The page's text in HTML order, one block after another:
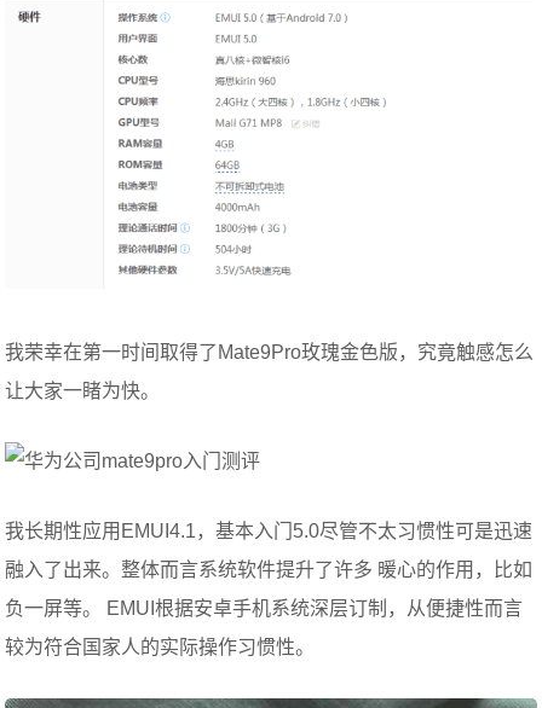
我荣幸在第一时间取得了Mate9Pro玫瑰金色版，究竟触感怎么
让大家一睹为快。
我长期性应用EMUI4.1，基本入门5.0尽管不太习惯性可是迅速
融入了出来。整体而言系统软件提升了许多 暖心的作用，比如
负一屏等。 EMUI根据安卓手机系统深层订制，从便捷性而言
较为符合国家人的实际操作习惯性。